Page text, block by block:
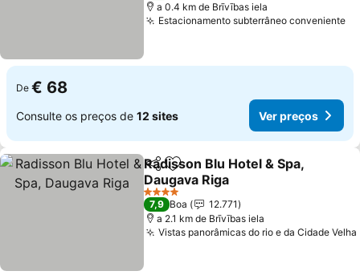
a 0.4 km de Brīvības iela
Estacionamento subterrâneo conveniente
De € 68
Consulte os preços de 12 sites Ver preços
PartilharAdicionar aos favoritos
Radisson Blu Hotel & Spa,
Daugava Riga
4 Estrelas
7,9 Boa
12.771
a 2.1 km de Brīvības iela
Vistas panorâmicas do rio e da Cidade Velha